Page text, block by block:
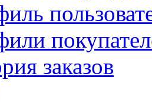
заказов